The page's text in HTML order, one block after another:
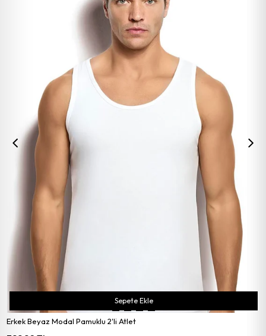
Erkek Beyaz Modal Pamuklu 2'li Atlet
Sepete Ekle